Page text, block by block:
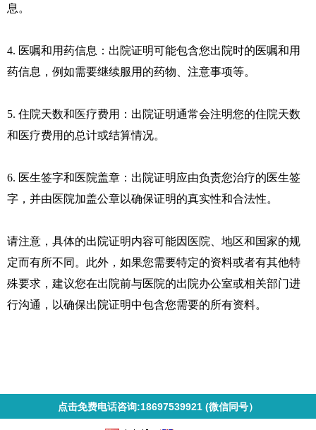
息。
4. 医嘱和用药信息：出院证明可能包含您出院时的医嘱和用
药信息，例如需要继续服用的药物、注意事项等。
5. 住院天数和医疗费用：出院证明通常会注明您的住院天数
和医疗费用的总计或结算情况。
6. 医生签字和医院盖章：出院证明应由负责您治疗的医生签
字，并由医院加盖公章以确保证明的真实性和合法性。
请注意，具体的出院证明内容可能因医院、地区和国家的规
定而有所不同。此外，如果您需要特定的资料或者有其他特
殊要求，建议您在出院前与医院的出院办公室或相关部门进
行沟通，以确保出院证明中包含您需要的所有资料。
点击免费电话咨询:18697539921 (微信同号）